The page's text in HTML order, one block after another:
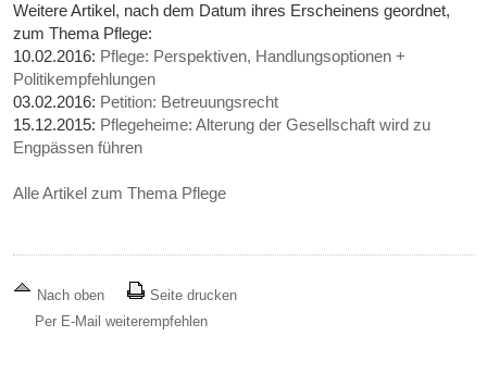
Weitere Artikel, nach dem Datum ihres Erscheinens geordnet,
zum Thema Pflege:
10.02.2016: Pflege: Perspektiven, Handlungsoptionen +
Politikempfehlungen
03.02.2016: Petition: Betreuungsrecht
15.12.2015: Pflegeheime: Alterung der Gesellschaft wird zu
Engpässen führen
Alle Artikel zum Thema Pflege
Nach oben
Seite drucken
Per E-Mail weiterempfehlen